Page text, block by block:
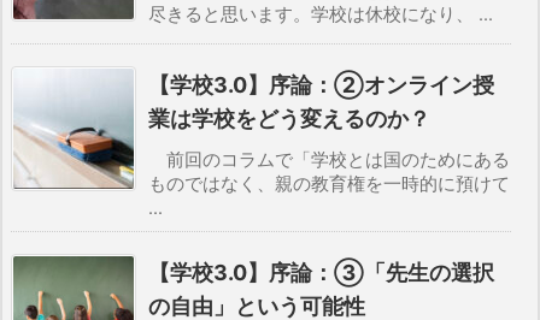
尽きると思います。学校は休校になり、 ...
【学校3.0】序論：②オンライン授
業は学校をどう変えるのか？
前回のコラムで「学校とは国のためにある
ものではなく、親の教育権を一時的に預けて
...
【学校3.0】序論：③「先生の選択
の自由」という可能性